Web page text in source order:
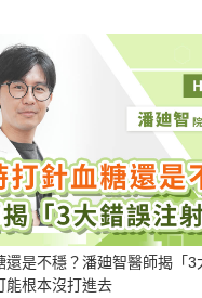
還是不穩？潘廸智醫師揭「3
能根本沒打進去